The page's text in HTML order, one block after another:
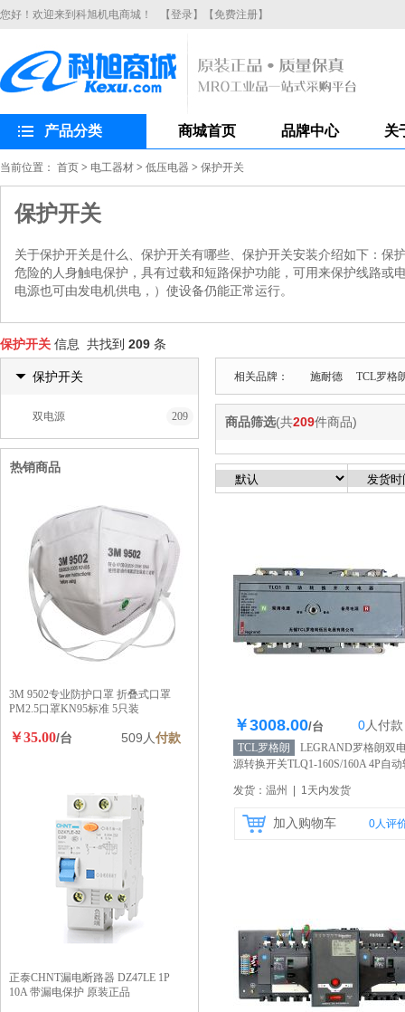
您好！欢迎来到科旭机电商城！ 【登录】 【免费注册】
产品分类 商城首页 品牌中心 关
当前位置： 首页 > 电工器材 > 低压电器 > 保护开关
保护开关
关于保护开关是什么、保护开关有哪些、保护开关安装介绍如下：
危险的人身触电保护，具有过载和短路保护功能，可用来保护线路
电源也可由发电机供电，）使设备仍能正常运行。
保护开关 信息 共找到 209 条
相关品牌： 施耐德 TCL罗格
商品筛选(共209件商品)
库存200个
￥3008.00/台 0人付款
TCL罗格朗
LEGRAND罗格朗双
源转换开关TLQ1-160S/160A 4P自动
发货：温州 | 1天内发货
加入购物车 0人评
保护开关
双电源 209
热销商品
3M 9502专业防护口罩 折叠式口罩
PM2.5口罩KN95标准 5只装
￥35.00/台 509人付款
正泰CHNT漏电断路器 DZ47LE 1P
10A 带漏电保护 原装正品